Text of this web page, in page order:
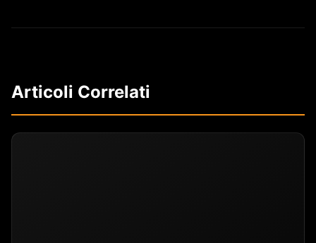
Articoli Correlati